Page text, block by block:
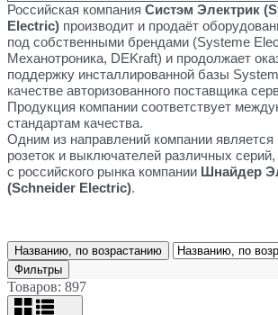
Российская компания Систэм Электрик
Electric) производит и продаёт
под собственными брендами (Systeme
Механотроника, DEKraft) и продолжает
поддержку инсталлированной базы
качестве авторизованного поставщика
Продукция компании соответствует
стандартам качества.
Одним из направлений компании является
розеток и выключателей различных
с российского рынка компании Шнайдер
(Schneider Electric).
Названию, по возрастанию
Фильтры
Товаров: 897